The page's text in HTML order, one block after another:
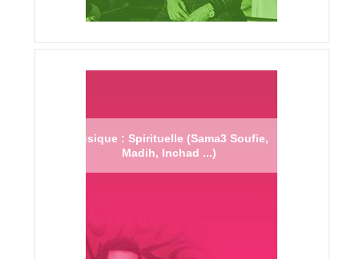
Musique : Spirituelle (Sama3 Soufie,
Madih, Inchad ...)